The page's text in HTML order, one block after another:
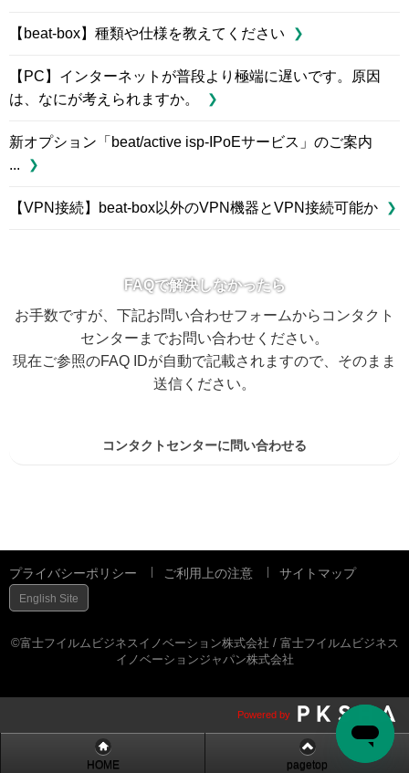
【beat-box】種類や仕様を教えてください
【PC】インターネットが普段より極端に遅いです。原因
は、なにが考えられますか。
新オプション「beat/active isp-IPoEサービス」のご案内
...
【VPN接続】beat-box以外のVPN機器とVPN接続可能か
FAQで解決しなかったら
お手数ですが、下記お問い合わせフォームからコンタクト
センターまでお問い合わせください。
現在ご参照のFAQ IDが自動で記載されますので、そのまま
送信ください。
コンタクトセンターに問い合わせる
プライバシーポリシー ご利用上の注意 サイトマップ
English Site
©富士フイルムビジネスイノベーション株式会社 / 富士フイルムビジネス
イノベーションジャパン株式会社
Powered by
HOME pagetop